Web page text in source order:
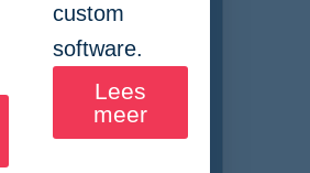
custom
software.
Lees
meer